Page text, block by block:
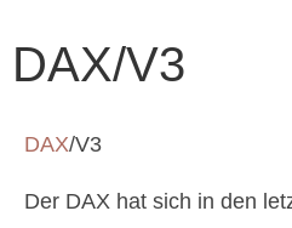
DAX/V3
DAX/V3
Der DAX hat sich in den